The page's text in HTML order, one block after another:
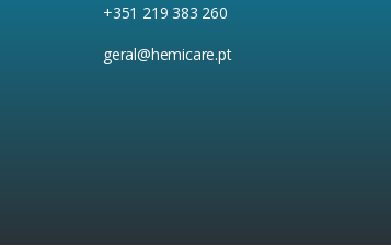
+351 219 383 260
geral@hemicare.pt